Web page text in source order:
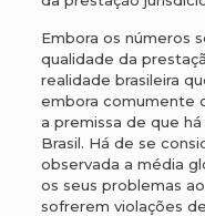
Embora os números
qualidade da
realidade brasileira
embora comumente
a premissa de que
Brasil. Há de se
observada a média
os seus problemas
sofrerem violações